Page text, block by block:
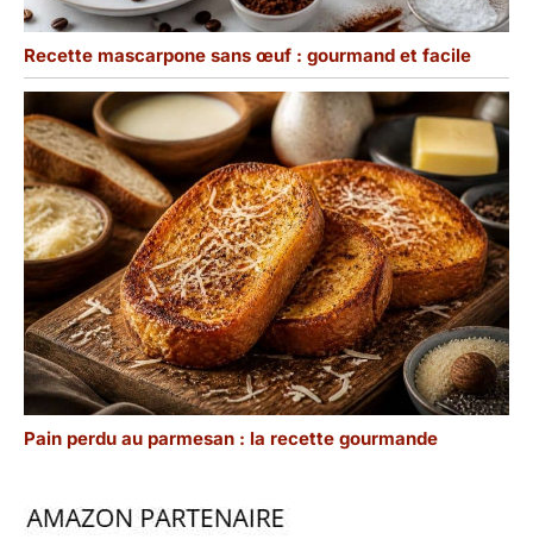
Recette mascarpone sans œuf : gourmand et facile
Pain perdu au parmesan : la recette gourmande